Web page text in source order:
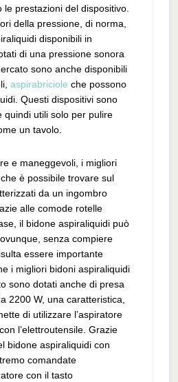
le prestazioni del dispositivo.
della pressione, di norma,
disponibili in
di una pressione sonora
sono anche disponibili
aspirabriciole che possono
Questi dispositivi sono
quindi utili solo per pulire
un tavolo.
e maneggevoli, i migliori
è possibile trovare sul
da un ingombro
alle comode rotelle
il bidone aspiraliquidi può
senza compiere
essere importante
i migliori bidoni aspiraliquidi
sono dotati anche di presa
2200 W, una caratteristica,
di utilizzare l’aspiratore
l’elettroutensile. Grazie
bidone aspiraliquidi con
comandate
con il tasto